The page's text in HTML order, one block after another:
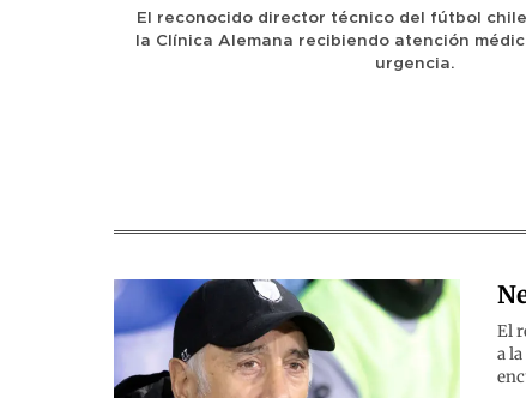
El reconocido director técnico del fútbol
la Clínica Alemana recibiendo atención
urgencia.
El
a